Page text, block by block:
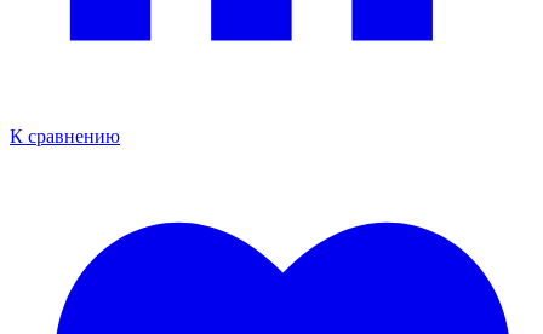
К сравнению